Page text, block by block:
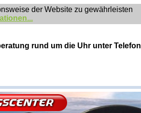
der Website zu gewährleisten
rund um die Uhr unter Telefon